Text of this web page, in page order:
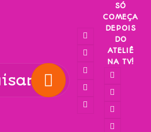
SÓ
COMEÇA
DEPOIS
DO
ATELIÊ
NA TV!